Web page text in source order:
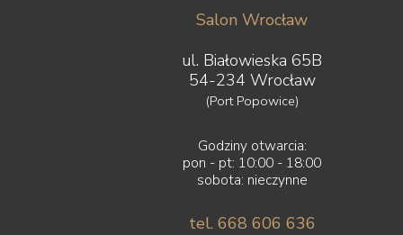
Salon Wrocław
ul. Białowieska 65B
54-234 Wrocław
(Port Popowice)
Godziny otwarcia:
pon - pt: 10:00 - 18:00
sobota: nieczynne
tel. 668 606 636